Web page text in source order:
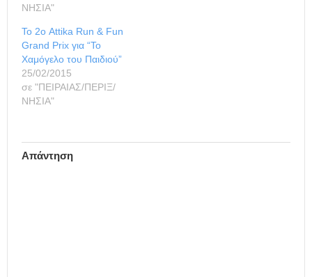
ΝΗΣΙΑ"
Το 2ο Attika Run & Fun
Grand Prix για “Το
Χαμόγελο του Παιδιού”
25/02/2015
σε "ΠΕΙΡΑΙΑΣ/ΠΕΡΙΞ/
ΝΗΣΙΑ"
Απάντηση